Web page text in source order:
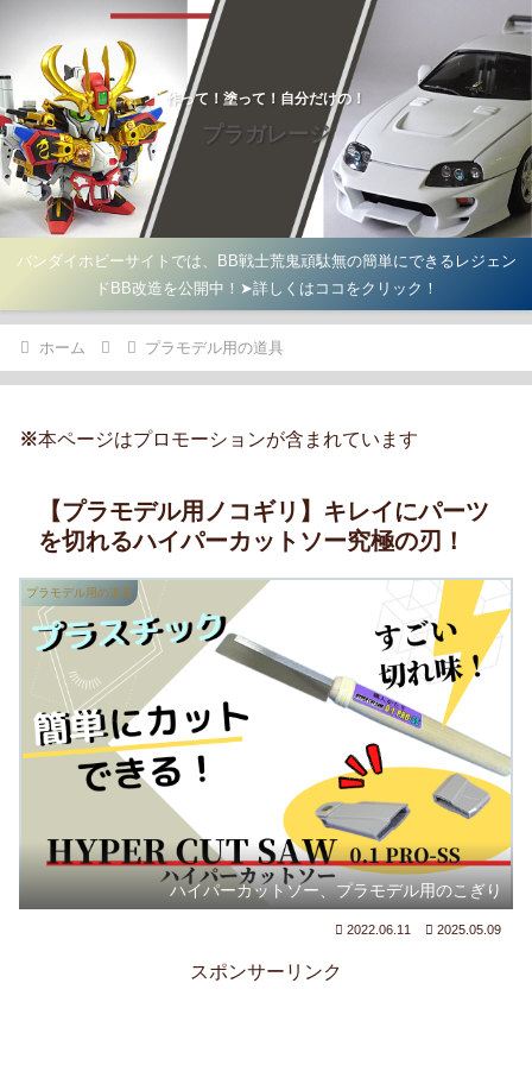
作って！塗って！自分だけの！
プラガレージ
バンダイホビーサイトでは、BB戦士荒鬼頑駄無の簡単にできるレジェン
ドBB改造を公開中！➤詳しくはココをクリック！
ホーム プラモデル用の道具
※本ページはプロモーションが含まれています
【プラモデル用ノコギリ】キレイにパーツ
を切れるハイパーカットソー究極の刃！
プラモデル用の道具
ハイパーカットソー、プラモデル用のこぎり
2022.06.11 2025.05.09
スポンサーリンク